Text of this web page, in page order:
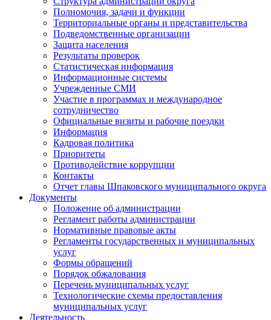
Полномочия, задачи и функции
Территориальные органы и представительства
Подведомственные организации
Защита населения
Результаты проверок
Статистическая информация
Информационные системы
Учрежденные СМИ
Участие в программах и международное
сотрудничество
Официальные визиты и рабочие поездки
Информация
Кадровая политика
Приоритеты
Противодействие коррупции
Контакты
Отчет главы Шпаковского муниципального округа
Документы
Положение об администрации
Регламент работы администрации
Нормативные правовые акты
Регламенты государственных и муниципальных
услуг
Формы обращений
Порядок обжалования
Перечень муниципальных услуг
Технологические схемы предоставления
муниципальных услуг
Деятельность